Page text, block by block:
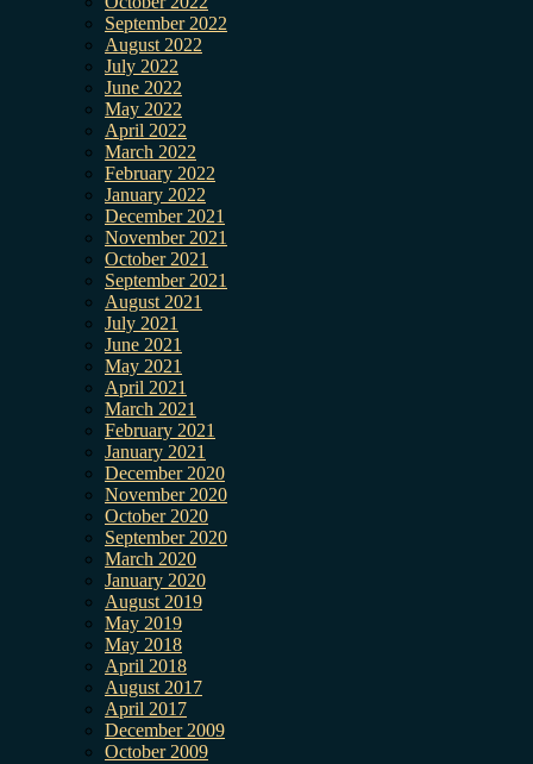
September 2022
August 2022
July 2022
June 2022
May 2022
April 2022
March 2022
February 2022
January 2022
December 2021
November 2021
October 2021
September 2021
August 2021
July 2021
June 2021
May 2021
April 2021
March 2021
February 2021
January 2021
December 2020
November 2020
October 2020
September 2020
March 2020
January 2020
August 2019
May 2019
May 2018
April 2018
August 2017
April 2017
December 2009
October 2009